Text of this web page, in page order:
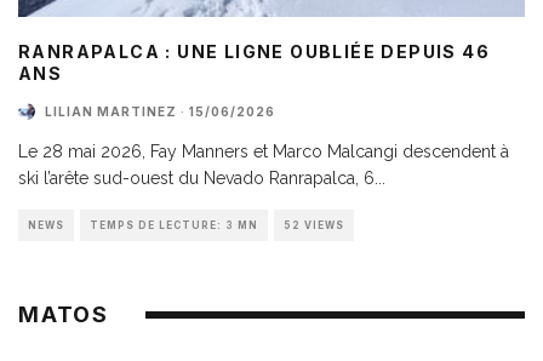
RANRAPALCA : UNE LIGNE OUBLIÉE DEPUIS 46
ANS
LILIAN MARTINEZ · 15/06/2026
Le 28 mai 2026, Fay Manners et Marco Malcangi descendent à
ski l’arête sud-ouest du Nevado Ranrapalca, 6
NEWS TEMPS DE LECTURE: 3 MN 52 VIEWS
MATOS